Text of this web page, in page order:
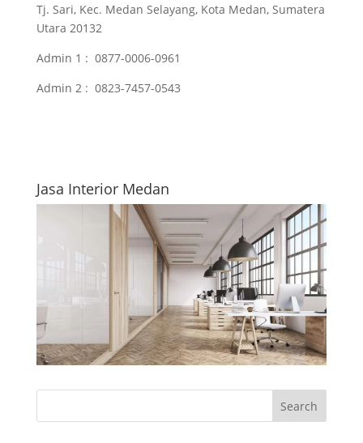
Tj. Sari, Kec. Medan Selayang, Kota Medan, Sumatera
Utara 20132
Admin 1 : 0877-0006-0961
Admin 2 : 0823-7457-0543
Jasa Interior Medan
Search